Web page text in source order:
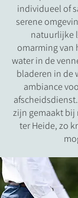
individueel of
serene
natuurlijke
omarming van
water in de
bladeren in de
ambiance
zijn gemaakt bij
ter Heide, zo